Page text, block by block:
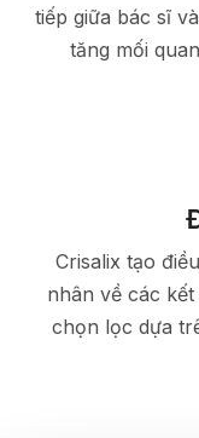
tiếp giữa bác sĩ
tăng mối
Crisalix tạo
nhân về các
chọn lọc dựa